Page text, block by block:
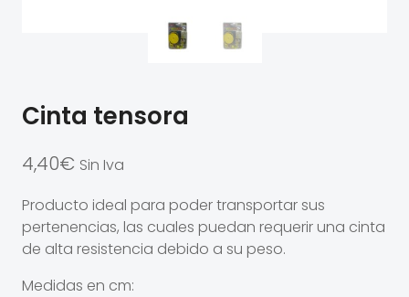
Cinta tensora
4,40€ Sin Iva
Producto ideal para poder transportar sus
pertenencias, las cuales puedan requerir una cinta
de alta resistencia debido a su peso.
Medidas en cm: